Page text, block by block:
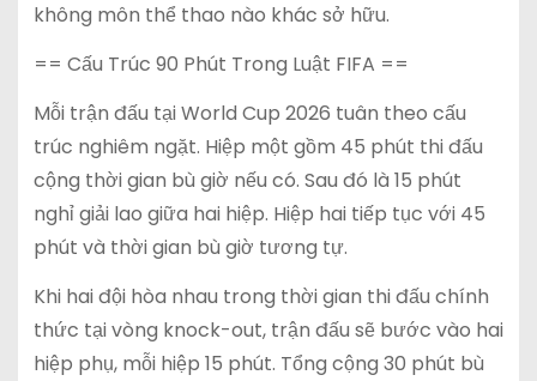
không môn thể thao nào khác sở hữu.
== Cấu Trúc 90 Phút Trong Luật FIFA ==
Mỗi trận đấu tại World Cup 2026 tuân theo cấu
trúc nghiêm ngặt. Hiệp một gồm 45 phút thi đấu
cộng thời gian bù giờ nếu có. Sau đó là 15 phút
nghỉ giải lao giữa hai hiệp. Hiệp hai tiếp tục với 45
phút và thời gian bù giờ tương tự.
Khi hai đội hòa nhau trong thời gian thi đấu chính
thức tại vòng knock-out, trận đấu sẽ bước vào hai
hiệp phụ, mỗi hiệp 15 phút. Tổng cộng 30 phút bù